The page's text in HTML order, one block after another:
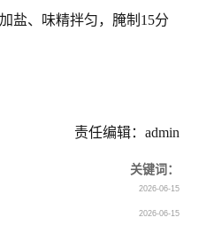
盐、味精拌匀，腌制15分
责任编辑：admin
关键词：
2026-06-15
2026-06-15